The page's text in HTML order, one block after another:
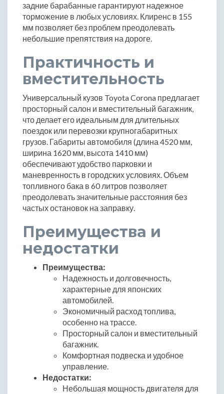
задние барабанные гарантируют надежное
торможение в любых условиях. Клиренс в 155
мм позволяет без проблем преодолевать
небольшие препятствия на дороге.
Практичность и
вместительность
Универсальный кузов Toyota Corona предлагает
просторный салон и вместительный багажник,
что делает его идеальным для длительных
поездок или перевозки крупногабаритных
грузов. Габариты автомобиля (длина 4520 мм,
ширина 1620 мм, высота 1410 мм)
обеспечивают удобство парковки и
маневренность в городских условиях. Объем
топливного бака в 60 литров позволяет
преодолевать значительные расстояния без
частых остановок на заправку.
Преимущества и
недостатки
Преимущества:
Надежность и долговечность,
характерные для японских
автомобилей.
Экономичный расход топлива,
особенно на трассе.
Просторный салон и вместительный
багажник.
Комфортная подвеска и удобное
управление.
Недостатки:
Небольшая мощность двигателя для